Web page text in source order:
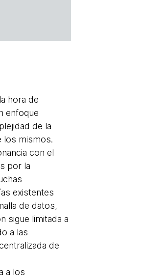
hora de
enfoque
de la
los mismos.
con el
por la
existentes
de datos,
sigue limitada a
a las
de
a los